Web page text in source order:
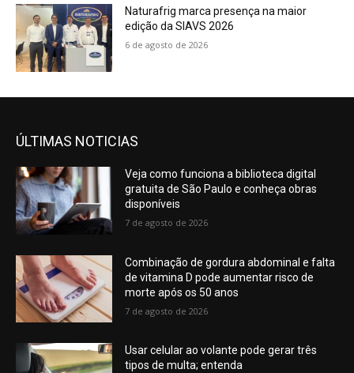
Naturafrig marca presença na maior
edição da SIAVS 2026
6 de agosto de 2026
ÚLTIMAS NOTICIAS
Veja como funciona a biblioteca digital
gratuita de São Paulo e conheça obras
disponíveis
7 de agosto de 2026
Combinação de gordura abdominal e falta
de vitamina D pode aumentar risco de
morte após os 50 anos
7 de agosto de 2026
Usar celular ao volante pode gerar três
tipos de multa; entenda